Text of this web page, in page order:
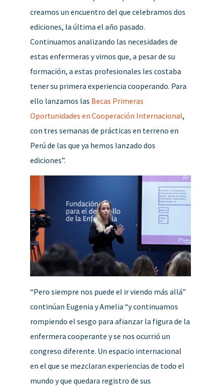
creamos un encuentro del que celebramos dos
ediciones, la última el año pasado.
Continuamos analizando las necesidades de
estas enfermeras y vimos que, a pesar de su
formación, a estas profesionales les costaba
tener su primera experiencia cooperando. Para
ello lanzamos las Becas Primeras
Oportunidades en Cooperación Internacional,
con tres semanas de prácticas en terreno en
Perú de las que ya hemos lanzado dos
ediciones”.
“Pero siempre nos puede el ir viendo más allá”
continúan Eugenia y Amelia “y continuamos
rompiendo el sesgo para afianzar la figura de la
enfermera cooperante y se nos ocurrió un
congreso diferente. Un espacio internacional
en el que se mezclaran experiencias de todo el
mundo y que quedara registro de sus